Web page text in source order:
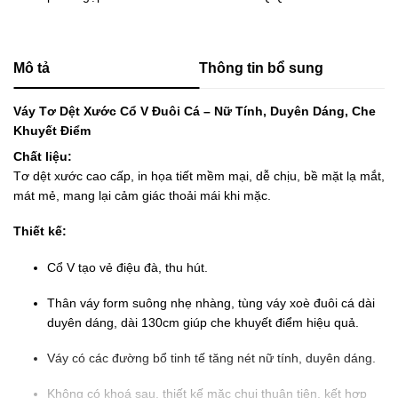
Mô tả Thông tin bổ sung
Váy Tơ Dệt Xước Cổ V Đuôi Cá – Nữ Tính, Duyên Dáng, Che
Khuyết Điểm
Chất liệu:
Tơ dệt xước cao cấp, in họa tiết mềm mại, dễ chịu, bề mặt lạ mắt,
mát mẻ, mang lại cảm giác thoải mái khi mặc.
Thiết kế:
Cổ V tạo vẻ điệu đà, thu hút.
Thân váy form suông nhẹ nhàng, tùng váy xoè đuôi cá dài
duyên dáng, dài 130cm giúp che khuyết điểm hiệu quả.
Váy có các đường bổ tinh tế tăng nét nữ tính, duyên dáng.
Không có khoá sau, thiết kế mặc chui thuận tiện, kết hợp